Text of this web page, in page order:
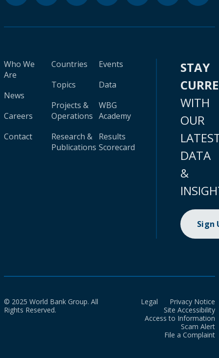
Who We
Are
News
Careers
Contact
Countries
Topics
Projects &
Operations
Research &
Publications
Events
Data
WBG
Academy
Results
Scorecard
STAY
WITH
OUR
DATA
&
Sign
© 2025 World Bank Group. All
Rights Reserved.
Legal
Privacy Notice
Site Accessibility
Access to Information
Scam Alert
File a Complaint